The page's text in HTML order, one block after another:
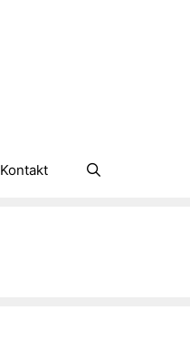
Kontakt